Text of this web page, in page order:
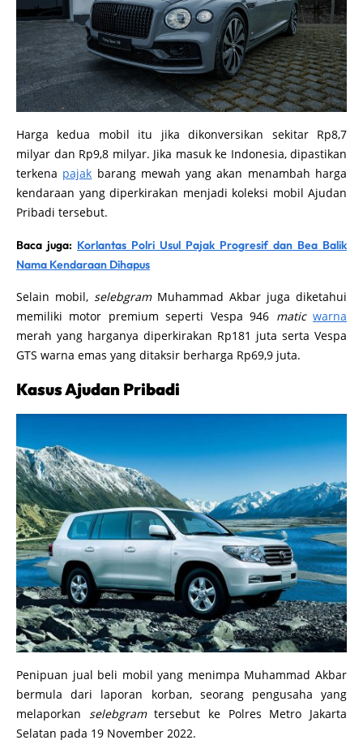
Harga kedua mobil itu jika dikonversikan sekitar Rp8,7
milyar dan Rp9,8 milyar. Jika masuk ke Indonesia, dipastikan
terkena pajak barang mewah yang akan menambah harga
kendaraan yang diperkirakan menjadi koleksi mobil Ajudan
Pribadi tersebut.
Baca juga: Korlantas Polri Usul Pajak Progresif dan Bea Balik
Nama Kendaraan Dihapus
Selain mobil, selebgramMuhammad Akbar juga diketahui
memiliki motor premium seperti Vespa 946 matic warna
merah yang harganya diperkirakan Rp181 juta serta Vespa
GTS warna emas yang ditaksir berharga Rp69,9 juta.
Kasus Ajudan Pribadi
Penipuan jual beli mobil yang menimpa Muhammad Akbar
bermula dari laporan korban, seorang pengusaha yang
melaporkan selebgramtersebut ke Polres Metro Jakarta
Selatan pada 19 November 2022.